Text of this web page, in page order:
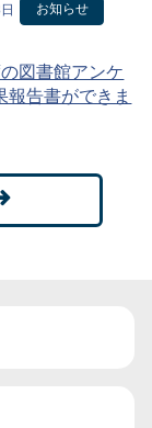
お知らせ
図書館アンケ
報告書ができま